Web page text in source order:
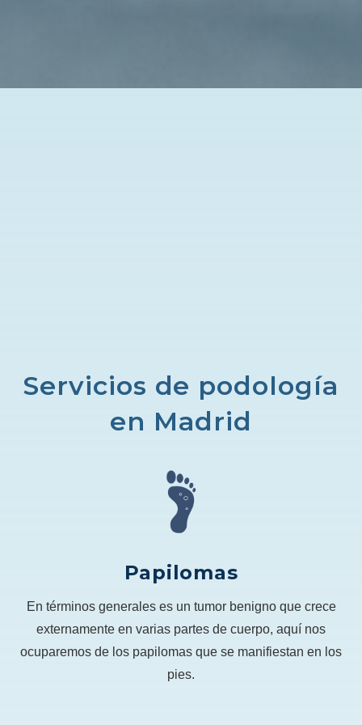
Servicios de podología
en Madrid
Papilomas
En términos generales es un tumor benigno que crece
externamente en varias partes de cuerpo, aquí nos
ocuparemos de los papilomas que se manifiestan en los
pies.